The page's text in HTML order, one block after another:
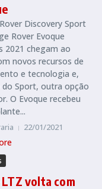
Discovery Sport
Rover Evoque
2021 chegam ao
novos recursos de
e tecnologia e,
do Sport, outra opção
O Evoque recebeu
22/01/2021
volta com